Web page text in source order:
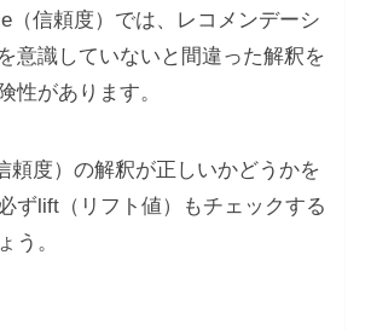
（信頼度）では、レコメンデーシ
意識していないと間違った解釈を
性があります。
頼度）の解釈が正しいかどうかを
ずlift（リフト値）もチェックする
う。